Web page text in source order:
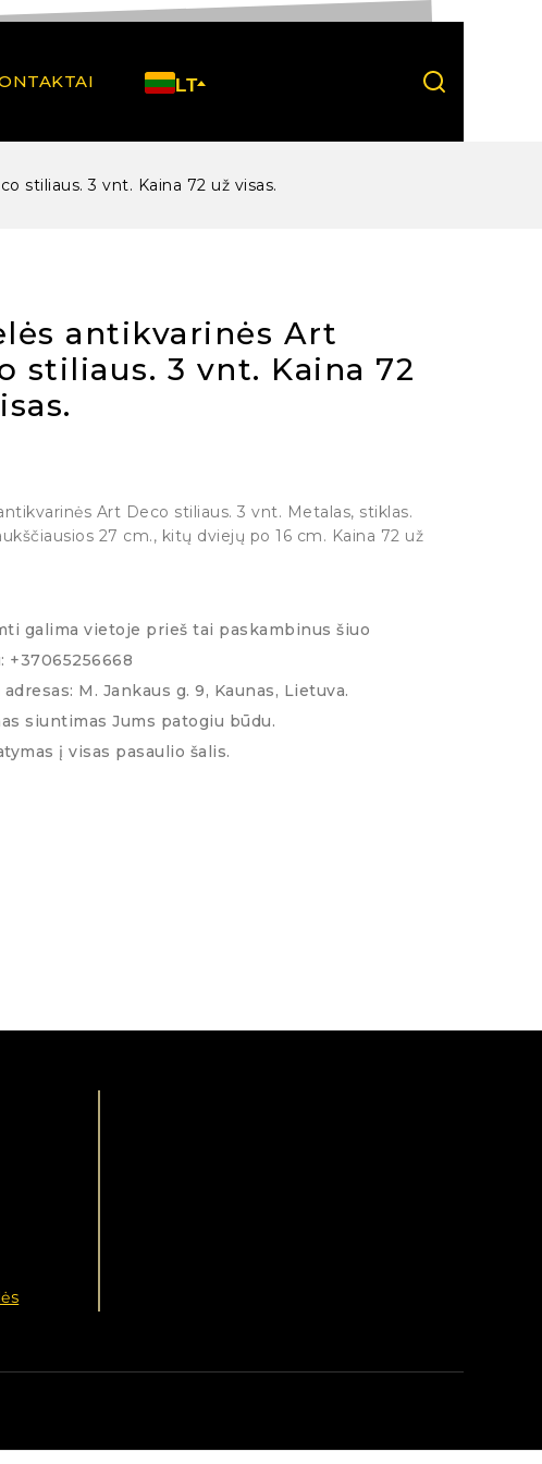
LT
stiliaus. 3 vnt. Kaina 72 už visas.
antikvarinės Art
stiliaus. 3 vnt. Kaina 72
Art Deco stiliaus. 3 vnt. Metalas, stiklas.
27 cm., kitų dviejų po 16 cm. Kaina 72 už
galima vietoje prieš tai paskambinus šiuo
+37065256668
adresas: M. Jankaus g. 9, Kaunas, Lietuva.
siuntimas Jums patogiu būdu.
į visas pasaulio šalis.